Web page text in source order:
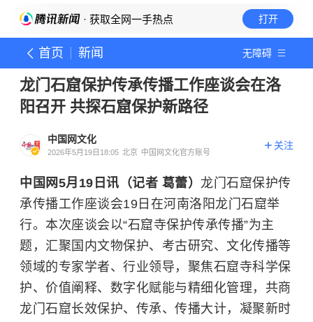
· 获取全网一手热点 打开
首页 新闻 无障碍
龙门石窟保护传承传播工作座谈会在洛
阳召开 共探石窟保护新路径
中国网文化
2026年5月19日18:05 北京 中国网文化官方账号
关注
中国网5月19日讯（记者 葛蕾） 龙门石窟保护传
承传播工作座谈会19日在河南洛阳龙门石窟举
行。本次座谈会以“石窟寺保护传承传播”为主
题，汇聚国内文物保护、考古研究、文化传播等
领域的专家学者、行业领导，聚焦石窟寺科学保
护、价值阐释、数字化赋能与精细化管理，共商
龙门石窟长效保护、传承、传播大计，凝聚新时